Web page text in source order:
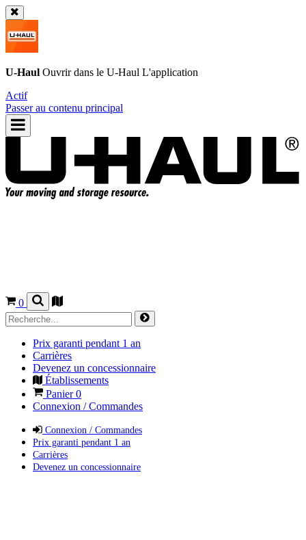
U-Haul Ouvrir dans le U-Haul L'application
Actif
Passer au contenu principal
0
Prix garanti pendant 1 an
Carrières
Devenez un concessionnaire
Établissements
Panier0
Connexion / Commandes
Connexion / Commandes
Prix garanti pendant 1 an
Carrières
Devenez un concessionnaire